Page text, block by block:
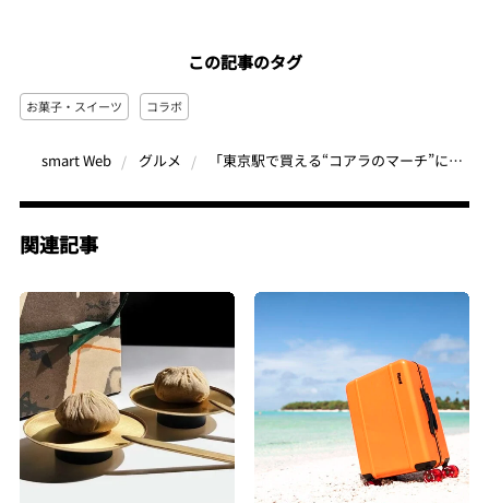
この記事のタグ
お菓子・スイーツ コラボ
smart Web グルメ 「東京駅で買える“コアラのマーチ”になっちゃった東京ばな奈」コラボを記念した10種類のオリジナル絵柄が超キュート♡ あの激レアマーチくんにも出会えるチャンスが!?
関連記事